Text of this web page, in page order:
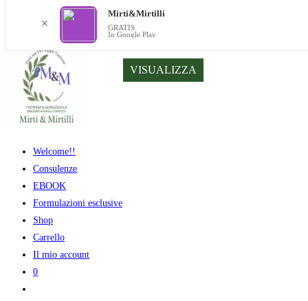
contenuto
Welcome!!
Consulenze
EBOOK
Formulazioni esclusive
Shop
Carrello
Il mio account
0
✕
Mirti&Mirtilli
GRATIS
In Google Play
VISUALIZZA